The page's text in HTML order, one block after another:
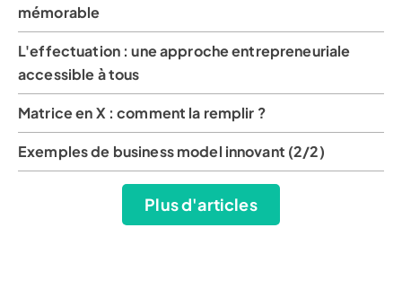
mémorable
L'effectuation : une approche entrepreneuriale
accessible à tous
Matrice en X : comment la remplir ?
Exemples de business model innovant (2/2)
Plus d'articles